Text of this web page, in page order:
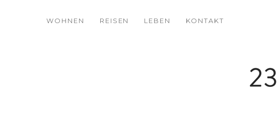
WOHNEN REISEN LEBEN KONTAKT